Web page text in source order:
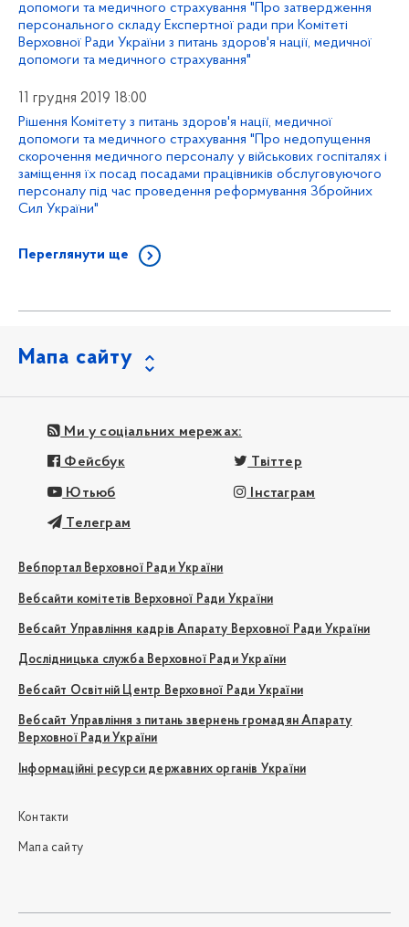
допомоги та медичного страхування "Про затвердження
персонального складу Експертної ради при Комітеті
Верховної Ради України з питань здоров'я нації, медичної
допомоги та медичного страхування"
11 грудня 2019 18:00
Рішення Комітету з питань здоров'я нації, медичної
допомоги та медичного страхування "Про недопущення
скорочення медичного персоналу у військових госпіталях і
заміщення їх посад посадами працівників обслуговуючого
персоналу під час проведення реформування Збройних
Сил України"
Переглянути ще
Мапа сайту
Ми у соціальних мережах:
Фейсбук Твіттер
Ютьюб Інстаграм
Телеграм
Вебпортал Верховної Ради України
Вебсайти комітетів Верховної Ради України
Вебсайт Управління кадрів Апарату Верховної Ради України
Дослідницька служба Верховної Ради України
Вебсайт Освітній Центр Верховної Ради України
Вебсайт Управління з питань звернень громадян Апарату
Верховної Ради України
Інформаційні ресурси державних органів України
Контакти
Мапа сайту